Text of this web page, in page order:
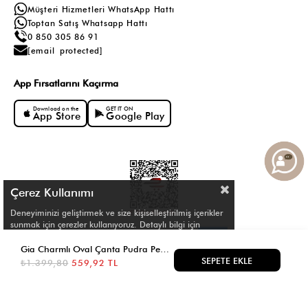
Müşteri Hizmetleri WhatsApp Hattı
Toptan Satış Whatsapp Hattı
0 850 305 86 91
[email protected]
App Fırsatlarını Kaçırma
Download on the
App Store
GET IT ON
Google Play
Çerez Kullanımı
Deneyiminizi geliştirmek ve size kişiselleştirilmiş içerikler
sunmak için çerezler kullanıyoruz. Detaylı bilgi için
₺1.399,80 559,92 TL